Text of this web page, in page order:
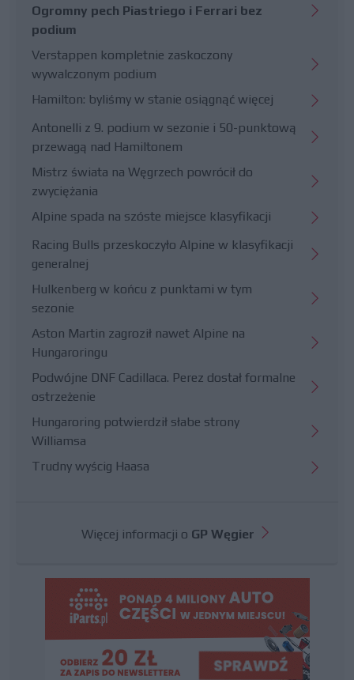
Ogromny pech Piastriego i Ferrari bez
podium
Verstappen kompletnie zaskoczony
wywalczonym podium
Hamilton: byliśmy w stanie osiągnąć więcej
Antonelli z 9. podium w sezonie i 50-punktową
przewagą nad Hamiltonem
Mistrz świata na Węgrzech powrócił do
zwyciężania
Alpine spada na szóste miejsce klasyfikacji
Racing Bulls przeskoczyło Alpine w klasyfikacji
generalnej
Hulkenberg w końcu z punktami w tym
sezonie
Aston Martin zagroził nawet Alpine na
Hungaroringu
Podwójne DNF Cadillaca. Perez dostał formalne
ostrzeżenie
Hungaroring potwierdził słabe strony
Williamsa
Trudny wyścig Haasa
Więcej informacji o GP Węgier